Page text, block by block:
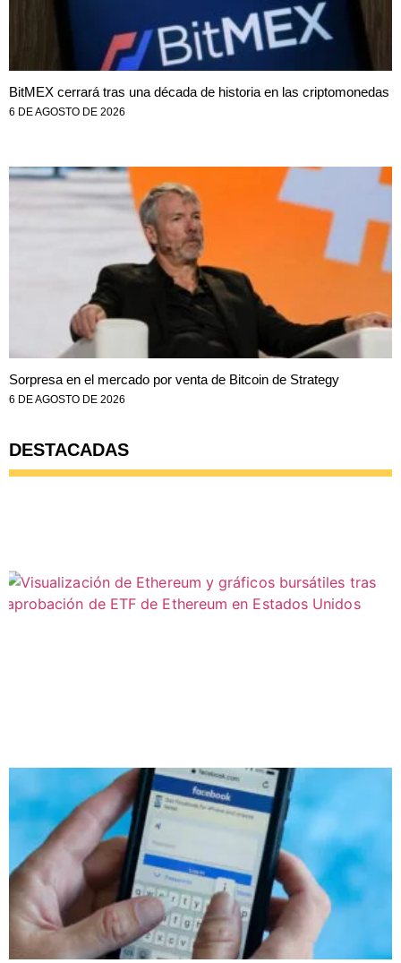
BitMEX cerrará tras una década de historia en las criptomonedas
6 DE AGOSTO DE 2026
Sorpresa en el mercado por venta de Bitcoin de Strategy
6 DE AGOSTO DE 2026
DESTACADAS